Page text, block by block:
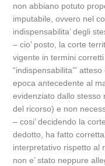
non abbiano potuto
imputabile, ovvero nel
indispensabilita’ degli
– cio’ posto, la corte
vigente in termini
“indispensabilita’”
epoca antecedente al
evidenziato dallo stesso
del ricorso) e non
– cosi’ decidendo la
dedotto, ha fatto
interpretativo rispetto al
non e’ stato neppure